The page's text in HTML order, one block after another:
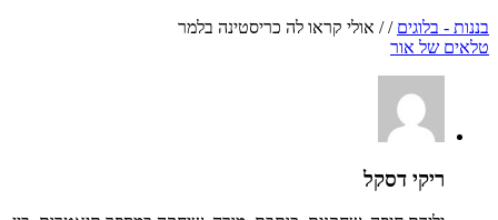
בננות - בלוגים /
/ אולי קראו לה כריסטינה בלמר
טלאים של אור
ריקי דסקל